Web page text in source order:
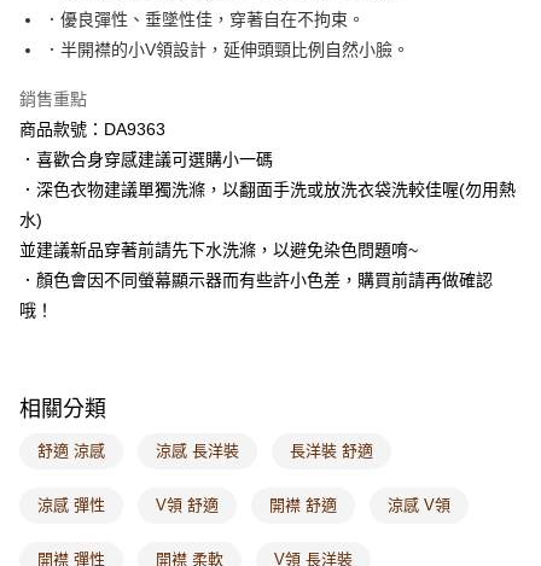
每筆NT$60，滿NT$1,000(含以上)免運費
7-11取貨付款
每筆NT$60，滿NT$1,000(含以上)免運費
付款後7-11取貨
每筆NT$60，滿NT$1,000(含以上)免運費
宅配
每筆NT$120，滿NT$1,000(含以上)免運費
付款後門市自取
每筆NT$60，滿NT$1,000(含以上)免運費
海外配送-其他亞洲地區
海外配送-歐美地區
．優良彈性、垂墜性佳，穿著自在不拘束。
．半開襟的小V領設計，延伸頭頸比例自然小臉。
銷售重點
商品款號：DA9363
．喜歡合身穿感建議可選購小一碼
．深色衣物建議單獨洗滌，以翻面手洗或放洗衣袋洗較佳喔(勿用熱
水)
並建議新品穿著前請先下水洗滌，以避免染色問題唷~
．顏色會因不同螢幕顯示器而有些許小色差，購買前請再做確認
哦！
相關分類
舒適 涼感 涼感 長洋裝 長洋裝 舒適
涼感 彈性 V領 舒適 開襟 舒適 涼感 V領
開襟 彈性 開襟 柔軟 V領 長洋裝